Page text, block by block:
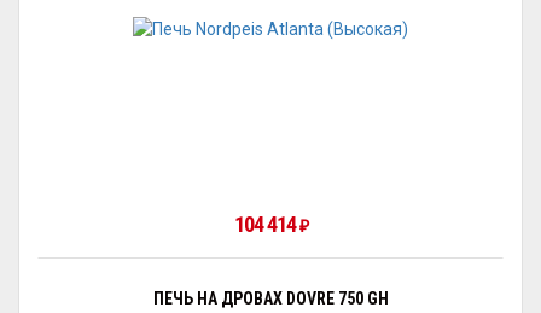
104 414₽
ПЕЧЬ НА ДРОВАХ DOVRE 750 GH